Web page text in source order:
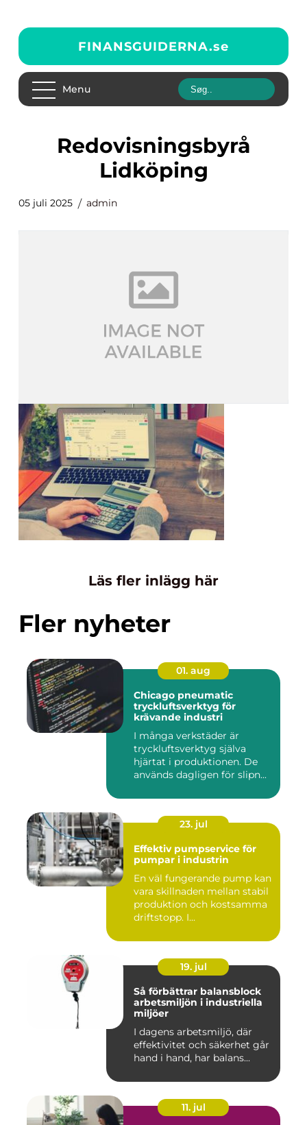
FINANSGUIDERNA.se
Menu
Redovisningsbyrå
Lidköping
05 juli 2025 admin
Läs fler inlägg här
Fler nyheter
01. aug
Chicago pneumatic
tryckluftsverktyg för
krävande industri
I många verkstäder är
tryckluftsverktyg själva
hjärtat i produktionen. De
används dagligen för slipn...
23. jul
Effektiv pumpservice för
pumpar i industrin
En väl fungerande pump kan
vara skillnaden mellan stabil
produktion och kostsamma
driftstopp. I...
19. jul
Så förbättrar balansblock
arbetsmiljön i industriella
miljöer
I dagens arbetsmiljö, där
effektivitet och säkerhet går
hand i hand, har balans...
11. jul